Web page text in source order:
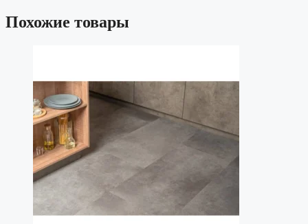
Похожие товары